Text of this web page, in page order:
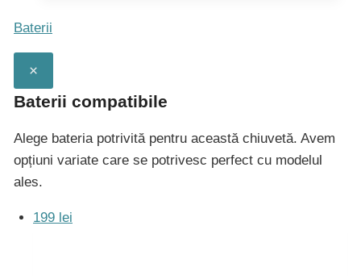
Baterii
×
Baterii compatibile
Alege bateria potrivită pentru această chiuvetă. Avem
opțiuni variate care se potrivesc perfect cu modelul
ales.
199 lei